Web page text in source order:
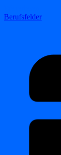
Berufsfelder